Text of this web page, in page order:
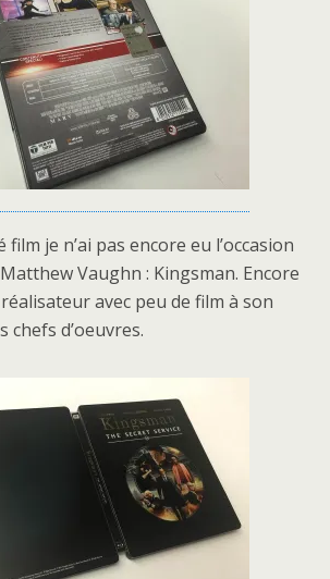
film je n’ai pas encore eu l’occasion
Vaughn : Kingsman. Encore
avec peu de film à son
chefs d’oeuvres.